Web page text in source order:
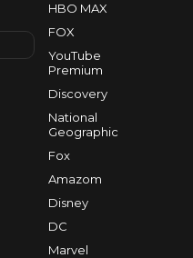
HBO MAX
FOX
YouTube
Premium
Discovery
National
Geographic
Fox
Amazom
Disney
DC
Marvel